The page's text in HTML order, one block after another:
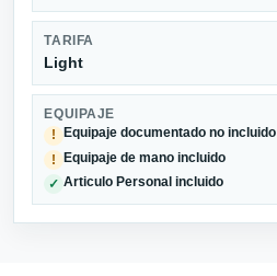
TARIFA
Light
EQUIPAJE
!
Equipaje documentado no incluido
! Equipaje de mano incluido
✓ Articulo Personal incluido